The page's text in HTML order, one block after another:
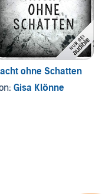
ohne Schatten
Gisa Klönne